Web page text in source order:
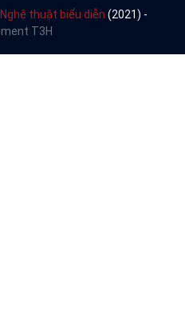
thuật biểu diễn (2021) -
T3H